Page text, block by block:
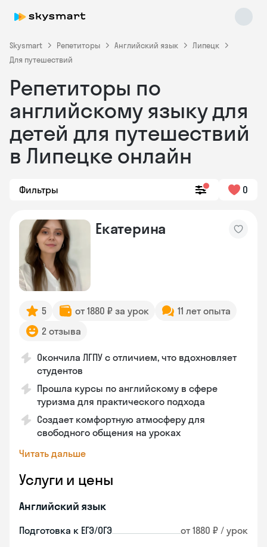
Skysmart Репетиторы Английский язык
Липецк
Для путешествий
Репетиторы по
английскому языку для
детей для путешествий
в Липецке онлайн
Фильтры 0
Екатерина
5 от 1880 ₽ за урок
11 лет опыта
2 отзыва
Окончила ЛГПУ с отличием, что вдохновляет
студентов
Прошла курсы по английскому в сфере
туризма для практического подхода
Создает комфортную атмосферу для
свободного общения на уроках
Читать дальше
Услуги и цены
Английский язык
Подготовка к ЕГЭ/ОГЭ от 1880 ₽ / урок
Skysmart Chat